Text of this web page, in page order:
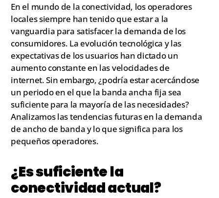
En el mundo de la conectividad, los operadores
locales siempre han tenido que estar a la
vanguardia para satisfacer la demanda de los
consumidores. La evolución tecnológica y las
expectativas de los usuarios han dictado un
aumento constante en las velocidades de
internet. Sin embargo, ¿podría estar acercándose
un periodo en el que la banda ancha fija sea
suficiente para la mayoría de las necesidades?
Analizamos las tendencias futuras en la demanda
de ancho de banda y lo que significa para los
pequeños operadores.
¿Es suficiente la
conectividad actual?